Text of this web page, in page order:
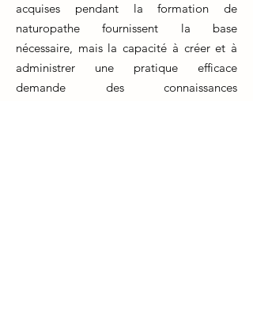
acquises pendant la formation de
naturopathe fournissent la base
nécessaire, mais la capacité à créer et à
administrer une pratique efficace
demande des connaissances